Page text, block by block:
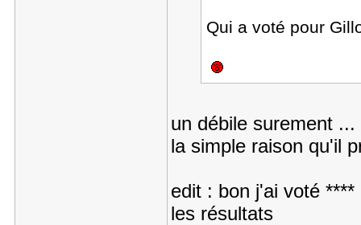
Qui a voté pour
un débile surement
la simple raison qu'il
edit : bon j'ai voté
les résultats